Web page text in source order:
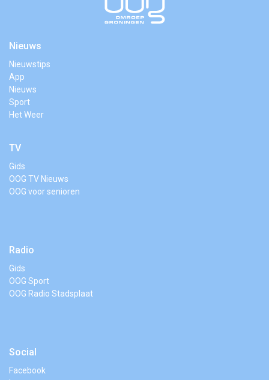
Nieuws
Nieuwstips
App
Nieuws
Sport
Het Weer
TV
Gids
OOG TV Nieuws
OOG voor senioren
Radio
Gids
OOG Sport
OOG Radio Stadsplaat
Social
Facebook